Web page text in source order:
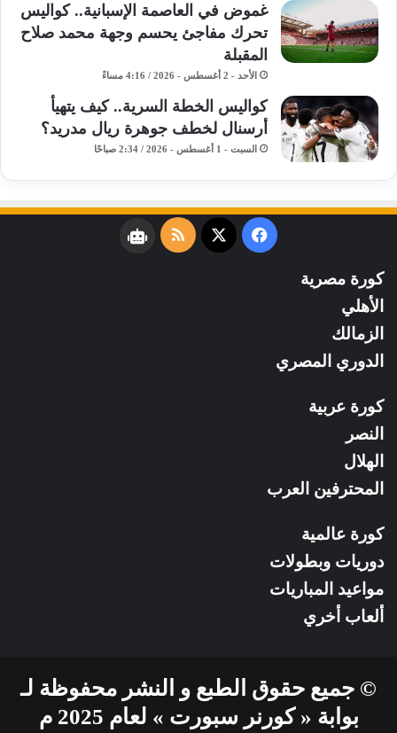
غموض في العاصمة الإسبانية.. كواليس
تحرك مفاجئ يحسم وجهة محمد صلاح
المقبلة
الأحد - 2 أغسطس - 2026 / 4:16 مساءً
كواليس الخطة السرية.. كيف يتهيأ
أرسنال لخطف جوهرة ريال مدريد؟
السبت - 1 أغسطس - 2026 / 2:34 صباحًا
فيسبوك
‫X
ملخصنبض
كورة مصرية
الأهلي
الزمالك
الدوري المصري
كورة عربية
النصر
الهلال
المحترفين العرب
كورة عالمية
دوريات وبطولات
مواعيد المباريات
ألعاب أخري
© جميع حقوق الطبع و النشر محفوظة لـ
بوابة « كورنر سبورت » لعام 2025 م